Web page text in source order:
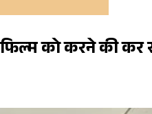
को करने की कर